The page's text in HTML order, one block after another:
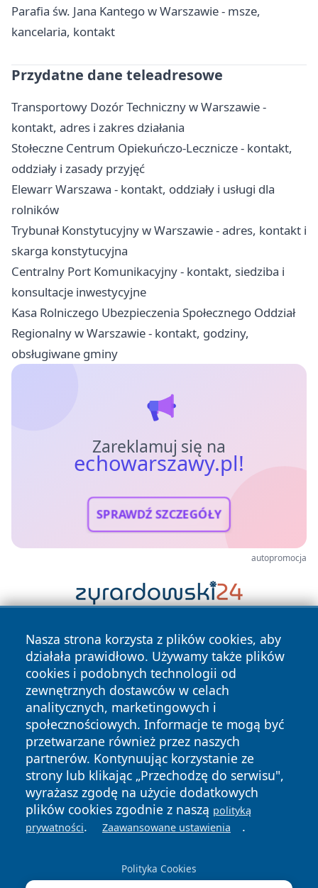
Parafia św. Jana Kantego w Warszawie - msze,
kancelaria, kontakt
Przydatne dane teleadresowe
Transportowy Dozór Techniczny w Warszawie -
kontakt, adres i zakres działania
Stołeczne Centrum Opiekuńczo-Lecznicze - kontakt,
oddziały i zasady przyjęć
Elewarr Warszawa - kontakt, oddziały i usługi dla
rolników
Trybunał Konstytucyjny w Warszawie - adres, kontakt i
skarga konstytucyjna
Centralny Port Komunikacyjny - kontakt, siedziba i
konsultacje inwestycyjne
Kasa Rolniczego Ubezpieczenia Społecznego Oddział
Regionalny w Warszawie - kontakt, godziny,
obsługiwane gminy
Zareklamuj się na
echowarszawy.pl!
SPRAWDŹ SZCZEGÓŁY
autopromocja
Nasza strona korzysta z plików cookies, aby
działała prawidłowo. Używamy także plików
cookies i podobnych technologii od
zewnętrznych dostawców w celach
analitycznych, marketingowych i
społecznościowych. Informacje te mogą być
przetwarzane również przez naszych
partnerów. Kontynuując korzystanie ze
strony lub klikając „Przechodzę do serwisu",
wyrażasz zgodę na użycie dodatkowych
plików cookies zgodnie z naszą polityką
prywatności. Zaawansowane ustawienia .
Polityka Cookies
Copyright © 2026 echowarszawy.pl Wszystkie prawa
zastrzeżone.
News Autorzy
Polityka
Prywatności
Polityka
Cookies